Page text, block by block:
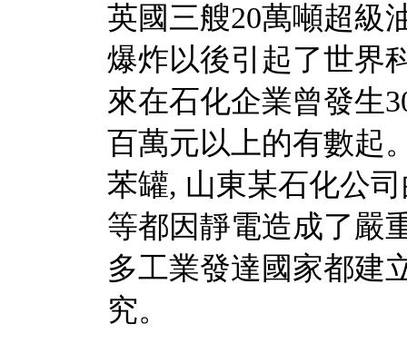
英國三艘20萬噸超級
爆炸以後引起了世界
來在石化企業曾發生
百萬元以上的有數起
苯罐, 山東某石化公
等都因靜電造成了嚴
多工業發達國家都建
究。